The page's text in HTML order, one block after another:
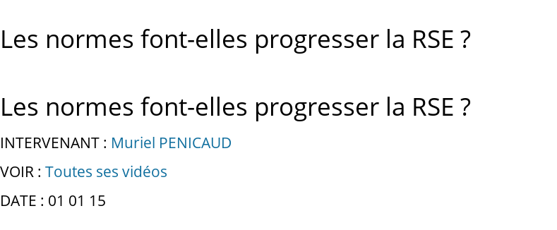
Les normes font-elles progresser la RSE ?
Les normes font-elles progresser la RSE ?
INTERVENANT : Muriel PENICAUD
VOIR : Toutes ses vidéos
DATE : 01 01 15